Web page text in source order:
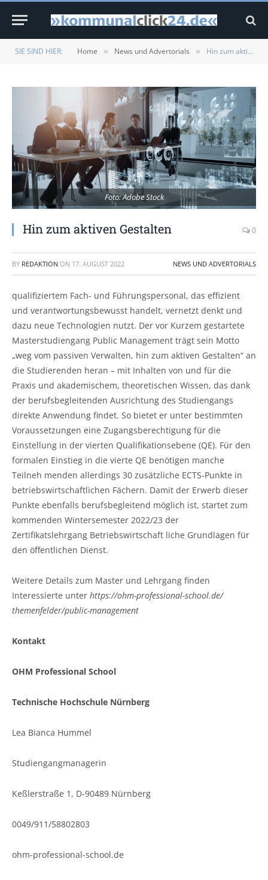
SIE SIND HIER: Home » News und Advertorials » Hin zum aktiven Gestalten
Foto: Adobe Stock
Hin zum aktiven Gestalten 0
BY REDAKTION ON 17. AUGUST 2022 NEWS UND ADVERTORIALS
qualifiziertem Fach- und Führungspersonal, das effizient
und verantwortungsbewusst handelt, vernetzt denkt und
dazu neue Technologien nutzt. Der vor Kurzem gestartete
Masterstudiengang Public Management trägt sein Motto
„weg vom passiven Verwalten, hin zum aktiven Gestalten“ an
die Studierenden heran – mit Inhalten von und für die
Praxis und akademischem, theoretischen Wissen, das dank
der berufsbegleitenden Ausrichtung des Studiengangs
direkte Anwendung findet. So bietet er unter bestimmten
Voraussetzungen eine Zugangsberechtigung für die
Einstellung in der vierten Qualifikationsebene (QE). Für den
formalen Einstieg in die vierte QE benötigen manche
Teilneh menden allerdings 30 zusätzliche ECTS-Punkte in
betriebswirtschaftlichen Fächern. Damit der Erwerb dieser
Punkte ebenfalls berufsbegleitend möglich ist, startet zum
kommenden Wintersemester 2022/23 der
Zertifikatslehrgang Betriebswirtschaft liche Grundlagen für
den öffentlichen Dienst.
Weitere Details zum Master und Lehrgang finden
Interessierte unter https://ohm-professional-school.de/
themenfelder/public-management
Kontakt
OHM Professional School
Technische Hochschule Nürnberg
Lea Bianca Hummel
Studiengangmanagerin
Keßlerstraße 1, D-90489 Nürnberg
0049/911/58802803
ohm-professional-school.de